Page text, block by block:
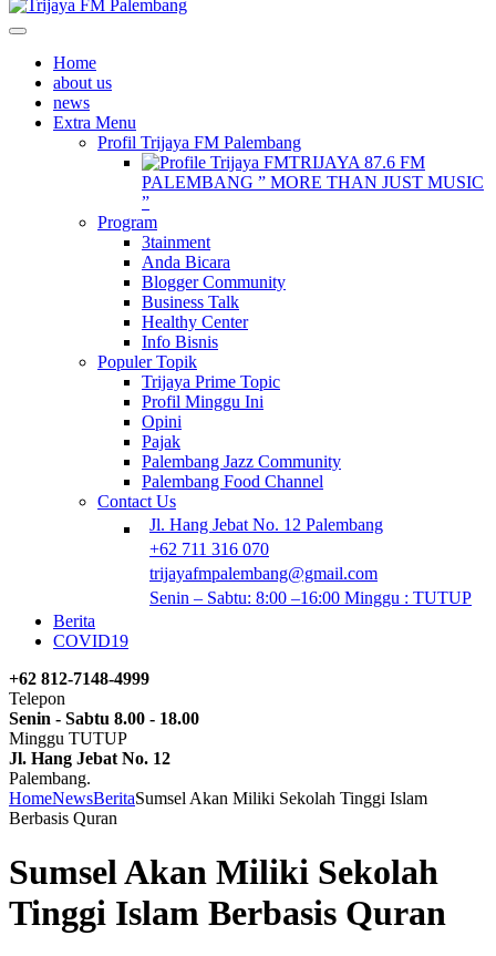
Home
about us
news
Extra Menu
Profil Trijaya FM Palembang
TRIJAYA 87.6 FM
PALEMBANG ” MORE THAN JUST MUSIC
”
Program
3tainment
Anda Bicara
Blogger Community
Business Talk
Healthy Center
Info Bisnis
Populer Topik
Trijaya Prime Topic
Profil Minggu Ini
Opini
Pajak
Palembang Jazz Community
Palembang Food Channel
Contact Us
Jl. Hang Jebat No. 12 Palembang
+62 711 316 070
trijayafmpalembang@gmail.com
Senin – Sabtu: 8:00 –16:00 Minggu : TUTUP
Berita
COVID19
+62 812-7148-4999
Telepon
Senin - Sabtu 8.00 - 18.00
Minggu TUTUP
Jl. Hang Jebat No. 12
Palembang.
HomeNewsBeritaSumsel Akan Miliki Sekolah Tinggi Islam
Berbasis Quran
Sumsel Akan Miliki Sekolah
Tinggi Islam Berbasis Quran